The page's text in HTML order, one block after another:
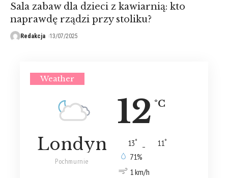
Sala zabaw dla dzieci z kawiarnią: kto
naprawdę rządzi przy stoliku?
Redakcja 13/07/2025
Weather
12 °C
Londyn
Pochmurnie
13° 11°
71%
1 km/h